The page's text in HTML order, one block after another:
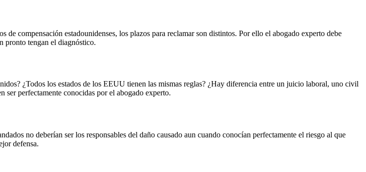
compensación estadounidenses, los plazos para reclamar son distintos. Por ello el abogado experto debe
pronto tengan el diagnóstico.
¿Todos los estados de los EEUU tienen las mismas reglas? ¿Hay diferencia entre un juicio laboral, uno civil
ser perfectamente conocidas por el abogado experto.
no deberían ser los responsables del daño causado aun cuando conocían perfectamente el riesgo al que
defensa.